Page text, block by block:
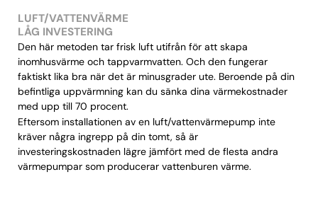
LUFT/VATTENVÄRME
LÅG INVESTERING
Den här metoden tar frisk luft utifrån för att skapa
inomhusvärme och tappvarmvatten. Och den fungerar
faktiskt lika bra när det är minusgrader ute. Beroende på din
befintliga uppvärmning kan du sänka dina värmekostnader
med upp till 70 procent.
Eftersom installationen av en luft/vattenvärmepump inte
kräver några ingrepp på din tomt, så är
investeringskostnaden lägre jämfört med de flesta andra
värmepumpar som producerar vattenburen värme.